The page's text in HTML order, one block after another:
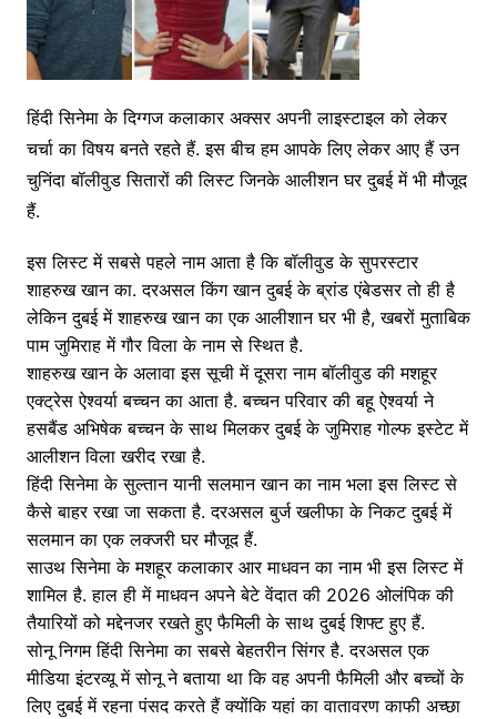
हिंदी सिनेमा के दिग्गज कलाकार अक्सर अपनी लाइस्टाइल को लेकर
चर्चा का विषय बनते रहते हैं. इस बीच हम आपके लिए लेकर आए हैं उन
चुनिंदा बॉलीवुड सितारों की लिस्ट जिनके आलीशन घर दुबई में भी मौजूद
हैं.
इस लिस्ट में सबसे पहले नाम आता है कि बॉलीवुड के सुपरस्टार
शाहरुख खान का. दरअसल किंग खान दुबई के ब्रांड एंबेडसर तो ही है
लेकिन दुबई में शाहरुख खान का एक आलीशान घर भी है, खबरों मुताबिक
पाम जुमिराह में गौर विला के नाम से स्थित है.
शाहरुख खान के अलावा इस सूची में दूसरा नाम बॉलीवुड की मशहूर
एक्ट्रेस ऐश्वर्या बच्चन का आता है. बच्चन परिवार की बहू ऐश्वर्या ने
हसबैंड अभिषेक बच्चन के साथ मिलकर दुबई के जुमिराह गोल्फ इस्टेट में
आलीशन विला खरीद रखा है.
हिंदी सिनेमा के सुल्तान यानी सलमान खान का नाम भला इस लिस्ट से
कैसे बाहर रखा जा सकता है. दरअसल बुर्ज खलीफा के निकट दुबई में
सलमान का एक लक्जरी घर मौजूद हैं.
साउथ सिनेमा के मशहूर कलाकार आर माधवन का नाम भी इस लिस्ट में
शामिल है. हाल ही में माधवन अपने बेटे वेंदात की 2026 ओलंपिक की
तैयारियों को मद्देनजर रखते हुए फैमिली के साथ दुबई शिफ्ट हुए हैं.
सोनू निगम हिंदी सिनेमा का सबसे बेहतरीन सिंगर है. दरअसल एक
मीडिया इंटरव्यू में सोनू ने बताया था कि वह अपनी फैमिली और बच्चों के
लिए दुबई में रहना पंसद करते हैं क्योंकि यहां का वातावरण काफी अच्छा